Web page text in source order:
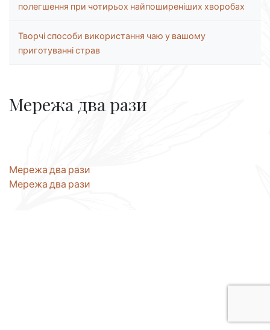
полегшення при чотирьох найпоширеніших хворобах
Творчі способи використання чаю у вашому
приготуванні страв
Мережа два рази
Навігація
записів
Мережа два рази
Мережа два рази